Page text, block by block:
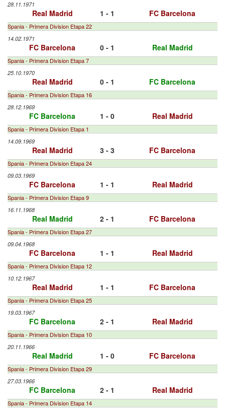
28.11.1971
Real Madrid 1 - 1 FC Barcelona
Spania - Primera Division Etapa 22
14.02.1971
FC Barcelona 0 - 1 Real Madrid
Spania - Primera Division Etapa 7
25.10.1970
Real Madrid 0 - 1 FC Barcelona
Spania - Primera Division Etapa 16
28.12.1969
FC Barcelona 1 - 0 Real Madrid
Spania - Primera Division Etapa 1
14.09.1969
Real Madrid 3 - 3 FC Barcelona
Spania - Primera Division Etapa 24
09.03.1969
FC Barcelona 1 - 1 Real Madrid
Spania - Primera Division Etapa 9
16.11.1968
Real Madrid 2 - 1 FC Barcelona
Spania - Primera Division Etapa 27
09.04.1968
FC Barcelona 1 - 1 Real Madrid
Spania - Primera Division Etapa 12
10.12.1967
Real Madrid 1 - 1 FC Barcelona
Spania - Primera Division Etapa 25
19.03.1967
FC Barcelona 2 - 1 Real Madrid
Spania - Primera Division Etapa 10
20.11.1966
Real Madrid 1 - 0 FC Barcelona
Spania - Primera Division Etapa 29
27.03.1966
FC Barcelona 2 - 1 Real Madrid
Spania - Primera Division Etapa 14